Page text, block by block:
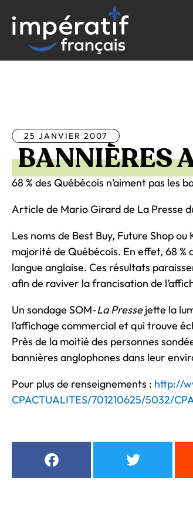
contenu
25 JANVIER 2007
BANNIÈRES
68 % des Québécois n’aiment pas les
Article de Mario Girard de La Presse
Les noms de Best Buy, Future Shop
majorité de Québécois. En effet, 68 %
langue anglaise. Ces résultats
afin de raviver la francisation de
Un sondage SOM-La Pressejette la
l’affichage commercial et qui trouve
Près de la moitié des personnes
bannières anglophones dans leur
Pour plus de renseignements : http://
CPACTUALITES/701210625/5032/